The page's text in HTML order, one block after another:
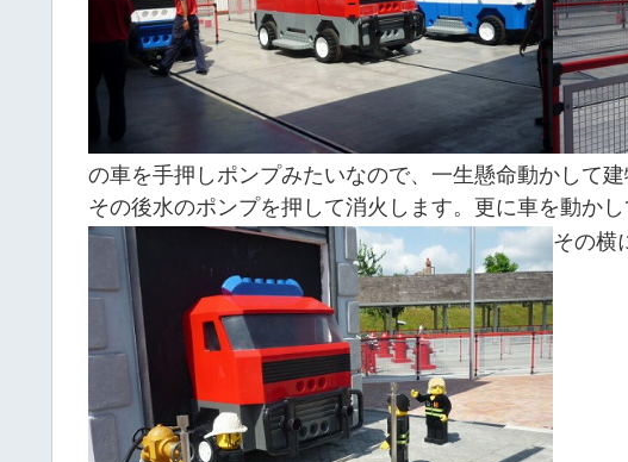
の車を手押しポンプみたいなので、一生懸命動かして
その後水のポンプを押して消火します。更に車を動か
その横